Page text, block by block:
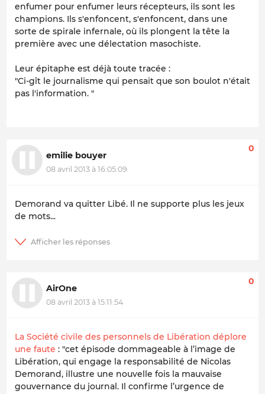
enfumer pour enfumer leurs récepteurs, ils sont les
champions. Ils s'enfoncent, s'enfoncent, dans une
sorte de spirale infernale, où ils plongent la tête la
première avec une délectation masochiste.
Leur épitaphe est déjà toute tracée :
"Ci-gît le journalisme qui pensait que son boulot n'était
pas l'information. "
emilie bouyer
08 avril 2013 à 16:05:09
0
Demorand va quitter Libé. Il ne supporte plus les jeux
de mots...
AirOne
08 avril 2013 à 15:11:54
0
La Société civile des personnels de Libération déplore
une faute : "cet épisode dommageable à l’image de
Libération, qui engage la responsabilité de Nicolas
Demorand, illustre une nouvelle fois la mauvaise
gouvernance du journal. Il confirme l’urgence de